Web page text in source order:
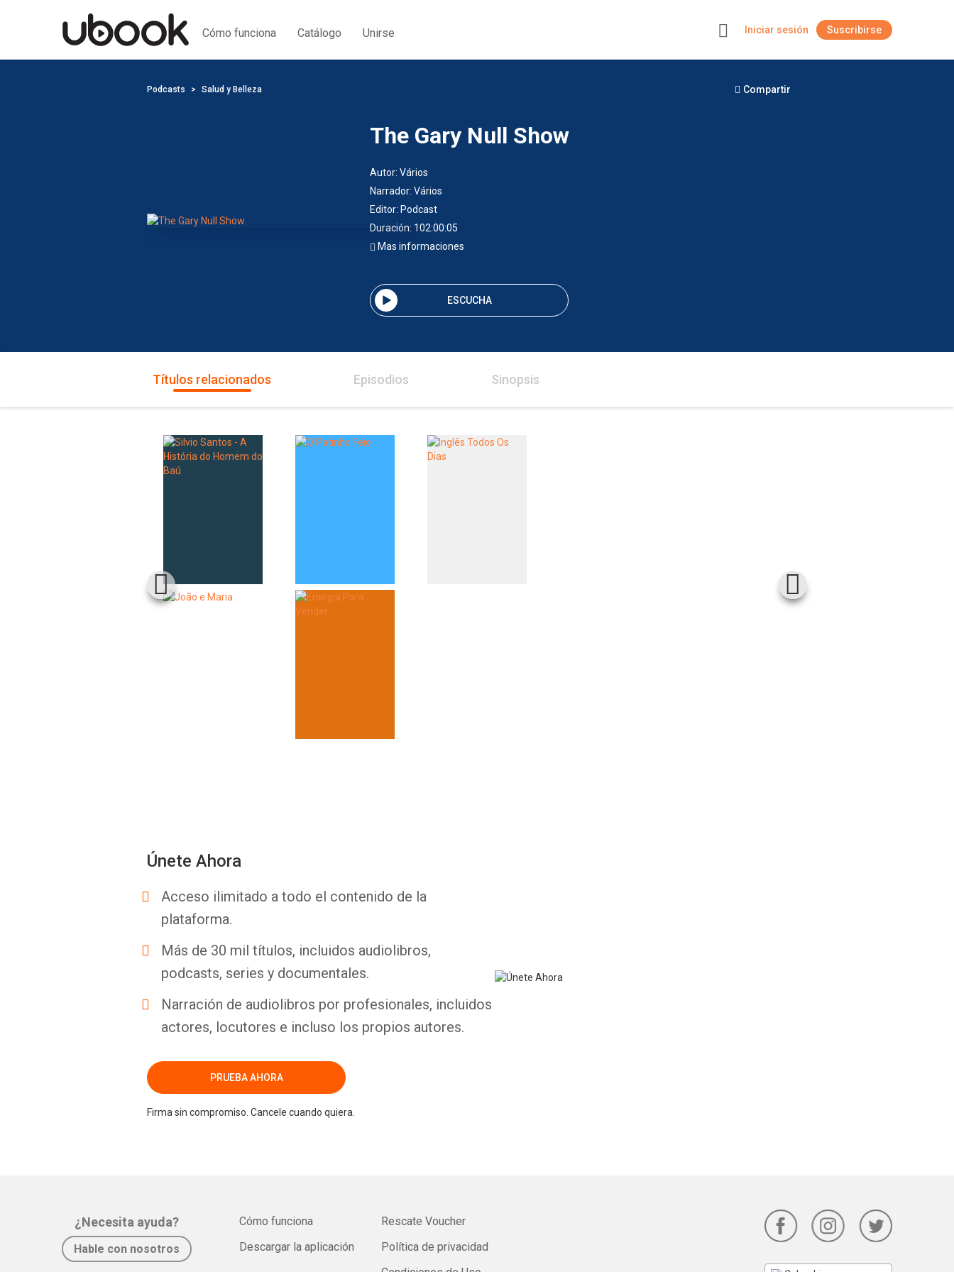
Cómo funciona Catálogo Unirse Iniciar sesión Suscribirse
Podcasts Salud y Belleza Compartir
The Gary Null Show
Autor: Vários
Narrador: Vários
Editor: Podcast
Duración: 102:00:05
Mas informaciones
ESCUCHA
Títulos relacionados Episodios Sinopsis
Únete Ahora
Acceso ilimitado a todo el contenido de la
plataforma.
Más de 30 mil títulos, incluidos audiolibros,
podcasts, series y documentales.
Narración de audiolibros por profesionales, incluidos
actores, locutores e incluso los propios autores.
PRUEBA AHORA
Firma sin compromiso. Cancele cuando quiera.
¿Necesita ayuda?
Hable con nosotros
Cómo funciona
Descargar la aplicación
Rescate Voucher
Política de privacidad